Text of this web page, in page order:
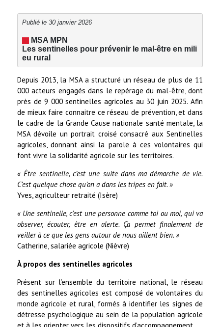
Publié le 30 janvier 2026
MSA MPN
Les sentinelles pour prévenir le mal-être en mili
eu rural
Depuis 2013, la MSA a structuré un réseau de plus de 11
000 acteurs engagés dans le repérage du mal-être, dont
près de 9 000 sentinelles agricoles au 30 juin 2025. Afin
de mieux faire connaitre ce réseau de prévention, et dans
le cadre de la Grande Cause nationale santé mentale, la
MSA dévoile un portrait croisé consacré aux Sentinelles
agricoles, donnant ainsi la parole à ces volontaires qui
font vivre la solidarité agricole sur les territoires.
« Être sentinelle, c’est une suite dans ma démarche de vie.
C’est quelque chose qu’on a dans les tripes en fait. »
Yves, agriculteur retraité (Isère)
« Une sentinelle, c’est une personne comme toi ou moi, qui va
observer, écouter, être en alerte. Ça permet finalement de
veiller à ce que les gens autour de nous aillent bien. »
Catherine, salariée agricole (Nièvre)
À propos des sentinelles agricoles
Présent sur l’ensemble du territoire national, le réseau
des sentinelles agricoles est composé de volontaires du
monde agricole et rural, formés à identifier les signes de
détresse psychologique au sein de la population agricole